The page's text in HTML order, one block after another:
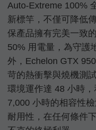
Auto-Extreme 100%
新標竿，不僅可降低
保產品擁有完美一致
50% 用電量，為守護
外，Echelon GTX
苛的熱衝擊與燒機測
環境運作達 48 小時，
7,000 小時的相容性
耐用性，在任何條件